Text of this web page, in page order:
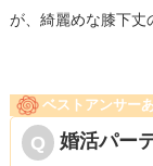
が、綺麗めな膝下丈
ベストアンサー
婚活パー